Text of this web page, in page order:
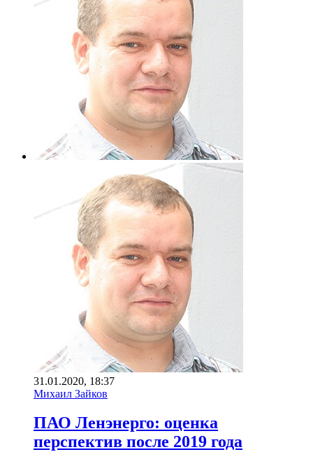
31.01.2020, 18:37
Михаил Зайков
ПАО Ленэнерго: оценка
перспектив после 2019 года